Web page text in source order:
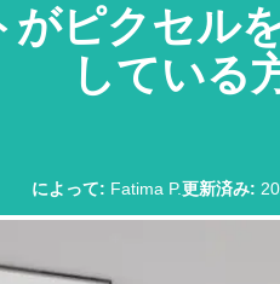
がピクセル
している
によって: Fatima P.更新済み: